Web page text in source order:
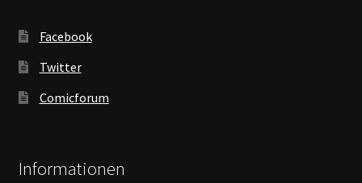
Facebook
Twitter
Comicforum
Informationen